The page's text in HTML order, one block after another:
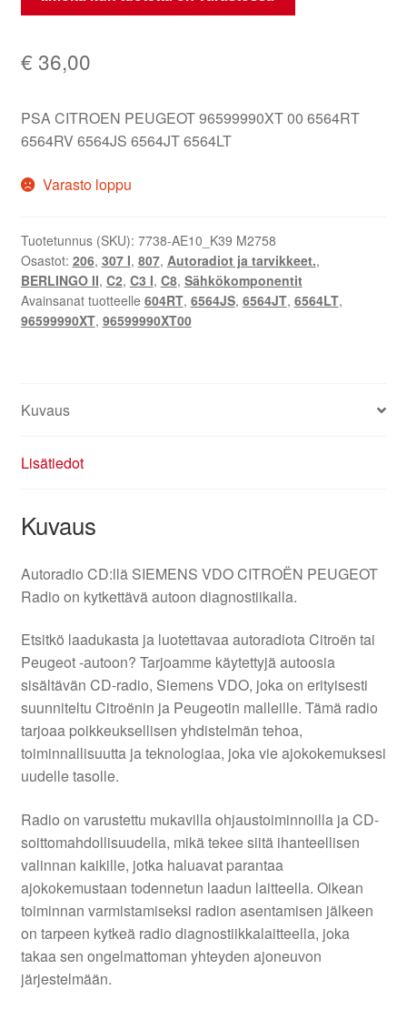
€ 36,00
PSA CITROEN PEUGEOT 96599990XT 00 6564RT
6564RV 6564JS 6564JT 6564LT
Varasto loppu
Tuotetunnus (SKU): 7738-AE10_K39 M2758
Osastot: 206, 307 I, 807, Autoradiot ja tarvikkeet.,
BERLINGO II, C2, C3 I, C8, Sähkökomponentit
Avainsanat tuotteelle 604RT, 6564JS, 6564JT, 6564LT,
96599990XT, 96599990XT00
Kuvaus
Lisätiedot
Kuvaus
Autoradio CD:llä SIEMENS VDO CITROËN PEUGEOT
Radio on kytkettävä autoon diagnostiikalla.
Etsitkö laadukasta ja luotettavaa autoradiota Citroën tai
Peugeot -autoon? Tarjoamme käytettyjä autoosia
sisältävän CD-radio, Siemens VDO, joka on erityisesti
suunniteltu Citroënin ja Peugeotin malleille. Tämä radio
tarjoaa poikkeuksellisen yhdistelmän tehoa,
toiminnallisuutta ja teknologiaa, joka vie ajokokemuksesi
uudelle tasolle.
Radio on varustettu mukavilla ohjaustoiminnoilla ja CD-
soittomahdollisuudella, mikä tekee siitä ihanteellisen
valinnan kaikille, jotka haluavat parantaa
ajokokemustaan todennetun laadun laitteella. Oikean
toiminnan varmistamiseksi radion asentamisen jälkeen
on tarpeen kytkeä radio diagnostiikkalaitteella, joka
takaa sen ongelmattoman yhteyden ajoneuvon
järjestelmään.